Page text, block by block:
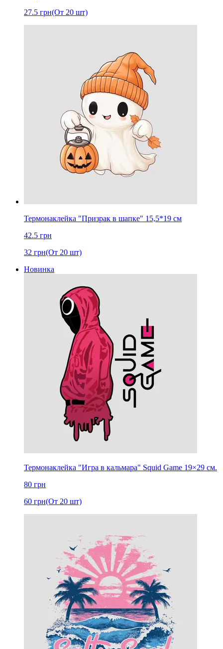
27.5 грн(От 20 шт)
Термонаклейка "Призрак в шапке" 15,5*19 cм
42.5 грн
32 грн(От 20 шт)
Новинка
Термонаклейка "Игра в кальмара" Squid Game 19×29 см.
80 грн
60 грн(От 20 шт)